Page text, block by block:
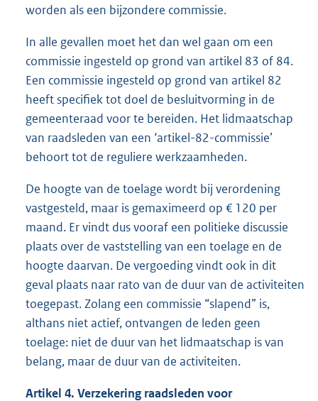
worden als een bijzondere commissie.
In alle gevallen moet het dan wel gaan om een
commissie ingesteld op grond van artikel 83 of 84.
Een commissie ingesteld op grond van artikel 82
heeft specifiek tot doel de besluitvorming in de
gemeenteraad voor te bereiden. Het lidmaatschap
van raadsleden van een ‘artikel-82-commissie’
behoort tot de reguliere werkzaamheden.
De hoogte van de toelage wordt bij verordening
vastgesteld, maar is gemaximeerd op € 120 per
maand. Er vindt dus vooraf een politieke discussie
plaats over de vaststelling van een toelage en de
hoogte daarvan. De vergoeding vindt ook in dit
geval plaats naar rato van de duur van de activiteiten
toegepast. Zolang een commissie “slapend” is,
althans niet actief, ontvangen de leden geen
toelage: niet de duur van het lidmaatschap is van
belang, maar de duur van de activiteiten.
Artikel 4. Verzekering raadsleden voor